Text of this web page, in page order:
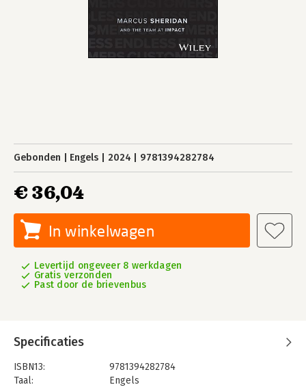
Gebonden Engels 2024 9781394282784
€ 36,04
In winkelwagen
Levertijd ongeveer 8 werkdagen
Gratis verzonden
Past door de brievenbus
Specificaties
ISBN13:
9781394282784
Taal:
Engels